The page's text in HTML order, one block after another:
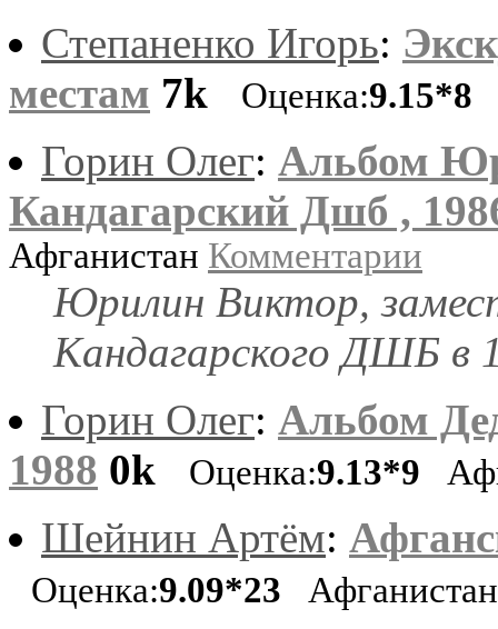
Степаненко Игорь:
местам 7k Оценка:9.15*8
Горин Олег: Альбом
Кандагарский Дшб ,
Афганистан Комментарии
Юрилин Виктор,
Кандагарского ДШБ в
Горин Олег: Альбом
1988 0k Оценка:9.13*9
Шейнин Артём:
Оценка:9.09*23